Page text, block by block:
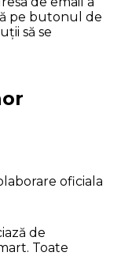
pe butonul de
să se
oficiala
de
Toate